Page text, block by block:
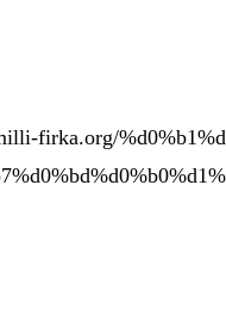
firka.org/